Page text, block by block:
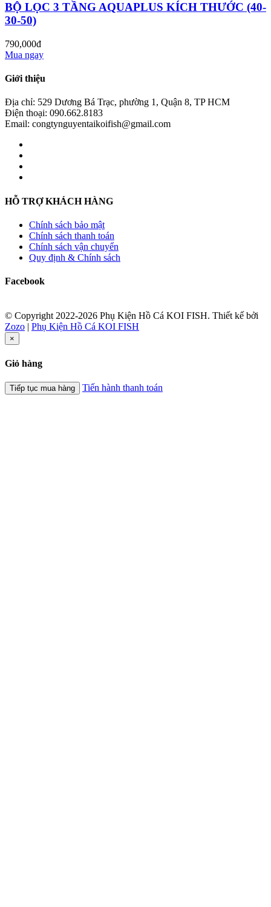
BỘ LỌC 3 TẦNG AQUAPLUS KÍCH THƯỚC (40-
30-50)
790,000đ
Mua ngay
Giới thiệu
Địa chỉ: 529 Dương Bá Trạc, phường 1, Quận 8, TP HCM
Điện thoại: 090.662.8183
Email: congtynguyentaikoifish@gmail.com
HỖ TRỢ KHÁCH HÀNG
Chính sách bảo mật
Chính sách thanh toán
Chính sách vận chuyển
Quy định & Chính sách
Facebook
© Copyright 2022-2026 Phụ Kiện Hồ Cá KOI FISH. Thiết kế bởi
Zozo | Phụ Kiện Hồ Cá KOI FISH
×
Giỏ hàng
Tiếp tục mua hàng Tiến hành thanh toán